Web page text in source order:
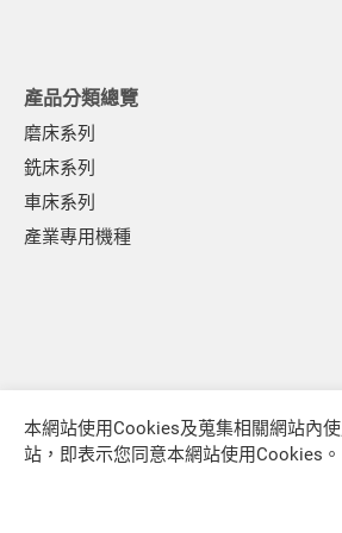
產品分類總覽
磨床系列
銑床系列
車床系列
產業專用機種
泵浦產業
其他產業
本網站使用Cookies及蒐集相關網站內
站，即表示您同意本網站使用Cookies。